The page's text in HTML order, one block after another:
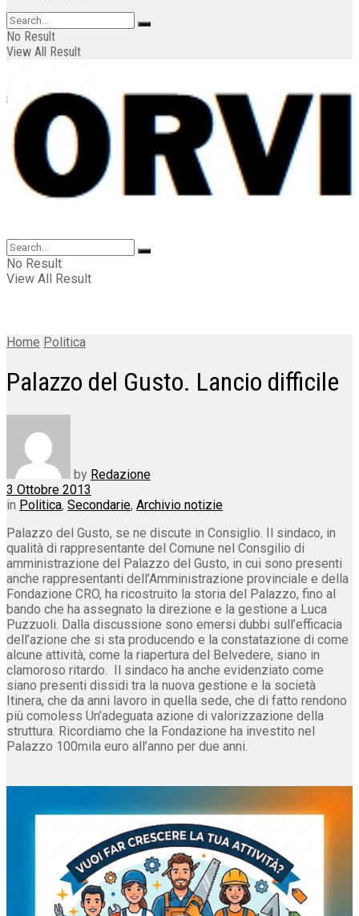
No Result
View All Result
No Result
View All Result
Home Politica
Palazzo del Gusto. Lancio difficile
by Redazione
3 Ottobre 2013
in Politica, Secondarie, Archivio notizie
Palazzo del Gusto, se ne discute in Consiglio. Il sindaco, in
qualità di rappresentante del Comune nel Consgilio di
amministrazione del Palazzo del Gusto, in cui sono presenti
anche rappresentanti dell’Amministrazione provinciale e della
Fondazione CRO, ha ricostruito la storia del Palazzo, fino al
bando che ha assegnato la direzione e la gestione a Luca
Puzzuoli. Dalla discussione sono emersi dubbi sull’efficacia
dell’azione che si sta producendo e la constatazione di come
alcune attività, come la riapertura del Belvedere, siano in
clamoroso ritardo. Il sindaco ha anche evidenziato come
siano presenti dissidi tra la nuova gestione e la società
Itinera, che da anni lavoro in quella sede, che di fatto rendono
più comoless Un’adeguata azione di valorizzazione della
struttura. Ricordiamo che la Fondazione ha investito nel
Palazzo 100mila euro all’anno per due anni.